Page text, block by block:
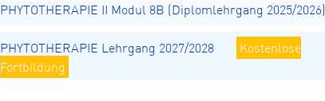
PHYTOTHERAPIE II Modul 8B (Diplomlehrgang 2025/2026)
PHYTOTHERAPIE Lehrgang 2027/2028
Kostenlose
Fortbildung